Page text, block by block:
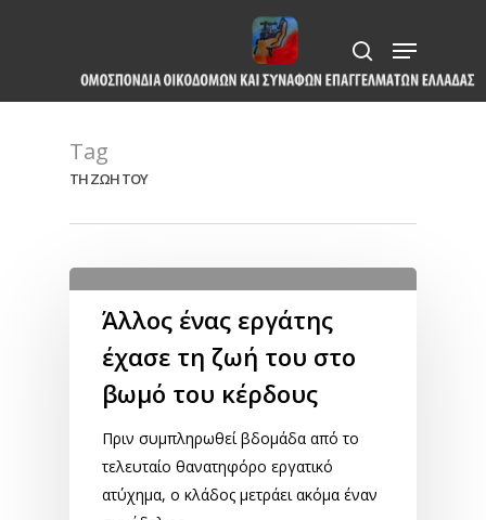
content
search
Menu
Tag
ΤΗ ΖΩΗ ΤΟΥ
Άλλος ένας εργάτης
έχασε τη ζωή του στο
βωμό του κέρδους
Πριν συμπληρωθεί βδομάδα από το
τελευταίο θανατηφόρο εργατικό
ατύχημα, ο κλάδος μετράει ακόμα έναν